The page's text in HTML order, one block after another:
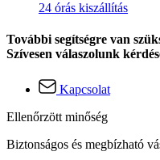
24 órás kiszállítás
További segítségre van
Szívesen válaszolunk
Kapcsolat
Ellenőrzött minőség
Biztonságos és megbízható